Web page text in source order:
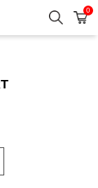
検索 カ
0